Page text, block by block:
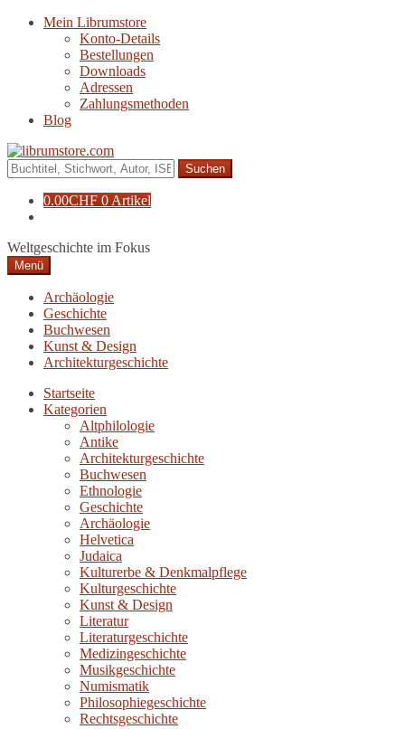
Navigation
Zum
Mein Librumstore
Konto-Details
Bestellungen
Downloads
Adressen
Zahlungsmethoden
Blog
Suche
nach:
0.00CHF 0 Artikel
Weltgeschichte im Fokus
Menü
Archäologie
Geschichte
Buchwesen
Kunst & Design
Architekturgeschichte
Startseite
Kategorien
Altphilologie
Antike
Architekturgeschichte
Buchwesen
Ethnologie
Geschichte
Archäologie
Helvetica
Judaica
Kulturerbe & Denkmalpflege
Kulturgeschichte
Kunst & Design
Literatur
Literaturgeschichte
Medizingeschichte
Musikgeschichte
Numismatik
Philosophiegeschichte
Rechtsgeschichte